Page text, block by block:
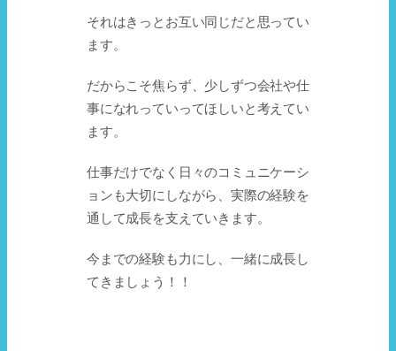
それはきっとお互い同じだと思ってい
ます。
だからこそ焦らず、少しずつ会社や仕
事になれっていってほしいと考えてい
ます。
仕事だけでなく日々のコミュニケーシ
ョンも大切にしながら、実際の経験を
通して成長を支えていきます。
今までの経験も力にし、一緒に成長し
てきましょう！！